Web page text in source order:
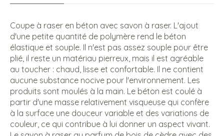
Coupe à raser en béton avec savon à raser. L'ajout
d'une petite quantité de polymère rend le béton
élastique et souple. Il n'est pas assez souple pour être
plié, il reste un matériau pierreux, mais il est agréable
au toucher : chaud, lisse et confortable. Il ne contient
aucune substance nocive pour l'environnement. Les
produits sont moulés à la main. Le béton est coulé à
partir d'une masse relativement visqueuse qui confère
à la surface une douceur variable et des variations de
couleur, ce qui contribue à lui donner un aspect vivant.